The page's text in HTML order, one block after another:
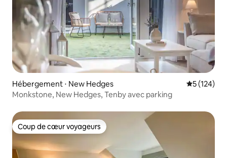
Hébergement ⋅ New Hedges Évaluation
5 (124)
Monkstone, New Hedges, Tenby avec parking
Coup de cœur voyageurs
Coup de cœur voyageurs